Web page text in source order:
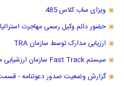
ویزای ساب کلاس 485
حضور دائم وکیل رسمی مهاجرت
ارزیابی مدارک توسط سازمان TRA
سیستم Fast Track سازمان ارزشیابی مهندسین استرالیا
گزارش وضعیت صدور دعوتنامه - قسمت